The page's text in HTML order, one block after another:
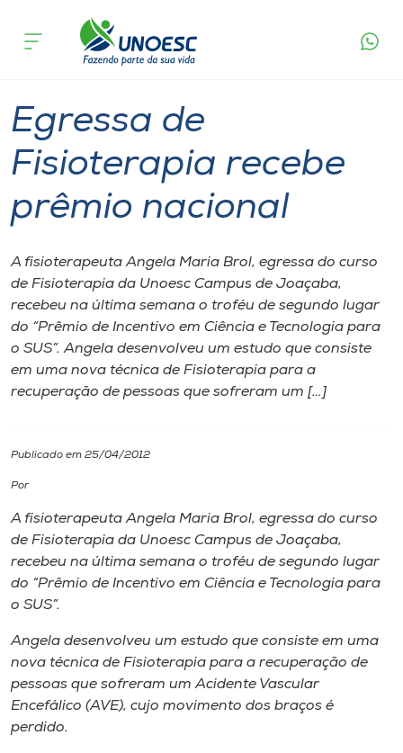
Cursos
Pesquisa
Atendimento ao Estudante
Portal de Ensino
A
Internacionalização
Cultura
CPA
Biblioteca
Editora
acontece
Egressa de
Fisioterapia recebe
prêmio nacional
A fisioterapeuta Angela Maria Brol, egressa do curso
de Fisioterapia da Unoesc Campus de Joaçaba,
recebeu na última semana o troféu de segundo lugar
do “Prêmio de Incentivo em Ciência e Tecnologia para
o SUS”. Angela desenvolveu um estudo que consiste
em uma nova técnica de Fisioterapia para a
recuperação de pessoas que sofreram um […]
Publicado em 25/04/2012
Por
A fisioterapeuta Angela Maria Brol, egressa do curso
de Fisioterapia da Unoesc Campus de Joaçaba,
recebeu na última semana o troféu de segundo lugar
do “Prêmio de Incentivo em Ciência e Tecnologia para
o SUS”.
Angela desenvolveu um estudo que consiste em uma
nova técnica de Fisioterapia para a recuperação de
pessoas que sofreram um Acidente Vascular
Encefálico (AVE), cujo movimento dos braços é
perdido.